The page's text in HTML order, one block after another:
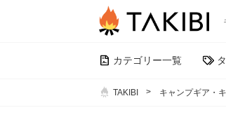
カテゴリー一覧
TAKIBI キャンプギア・